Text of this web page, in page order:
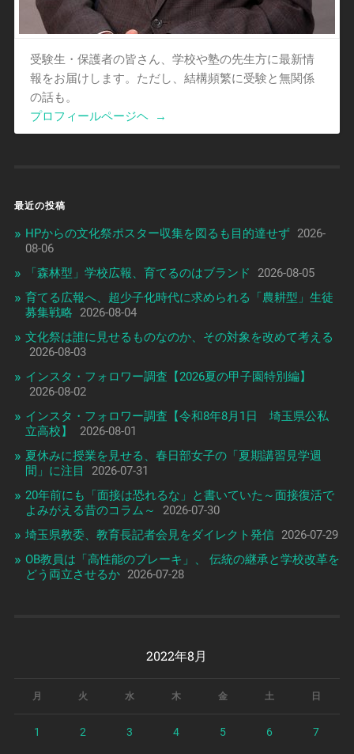
受験生・保護者の皆さん、学校や塾の先生方に最新情
報をお届けします。ただし、結構頻繁に受験と無関係
の話も。
プロフィールページヘ
→
最近の投稿
HPからの文化祭ポスター収集を図るも目的達せず 2026-
08-06
「森林型」学校広報、育てるのはブランド
2026-08-05
育てる広報へ、超少子化時代に求められる「農耕型」生徒
募集戦略
2026-08-04
文化祭は誰に見せるものなのか、その対象を改めて考える
2026-08-03
インスタ・フォロワー調査【2026夏の甲子園特別編】
2026-08-02
インスタ・フォロワー調査【令和8年8月1日 埼玉県公私
立高校】
2026-08-01
夏休みに授業を見せる、春日部女子の「夏期講習見学週
間」に注目
2026-07-31
20年前にも「面接は恐れるな」と書いていた～面接復活で
よみがえる昔のコラム～
2026-07-30
埼玉県教委、教育長記者会見をダイレクト発信 2026-07-29
OB教員は「高性能のブレーキ」、 伝統の継承と学校改革を
どう両立させるか 2026-07-28
2022年8月
月 火 水 木 金 土 日
1 2 3 4 5 6 7